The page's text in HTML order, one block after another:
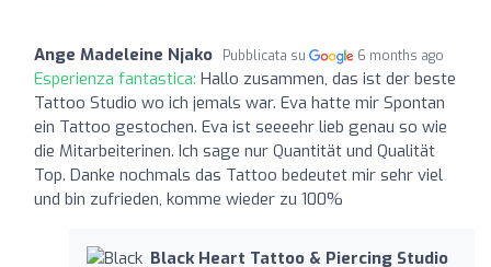
Ange Madeleine Njako Pubblicata su 6 months ago
Esperienza fantastica: Hallo zusammen, das ist der beste
Tattoo Studio wo ich jemals war. Eva hatte mir Spontan
ein Tattoo gestochen. Eva ist seeeehr lieb genau so wie
die Mitarbeiterinen. Ich sage nur Quantität und Qualität
Top. Danke nochmals das Tattoo bedeutet mir sehr viel
und bin zufrieden, komme wieder zu 100%
Black Heart Tattoo & Piercing Studio